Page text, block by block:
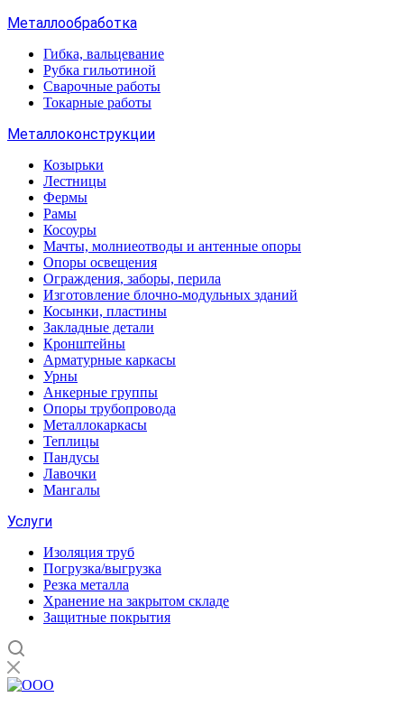
Металлообработка
Гибка, вальцевание
Рубка гильотиной
Сварочные работы
Токарные работы
Металлоконструкции
Козырьки
Лестницы
Фермы
Рамы
Косоуры
Мачты, молниеотводы и антенные опоры
Опоры освещения
Ограждения, заборы, перила
Изготовление блочно-модульных зданий
Косынки, пластины
Закладные детали
Кронштейны
Арматурные каркасы
Урны
Анкерные группы
Опоры трубопровода
Металлокаркасы
Теплицы
Пандусы
Лавочки
Мангалы
Услуги
Изоляция труб
Погрузка/выгрузка
Резка металла
Хранение на закрытом складе
Защитные покрытия